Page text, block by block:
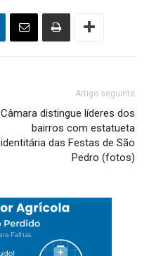
Artigo seguinte
Câmara distingue líderes dos
bairros com estatueta
identitária das Festas de São
Pedro (fotos)